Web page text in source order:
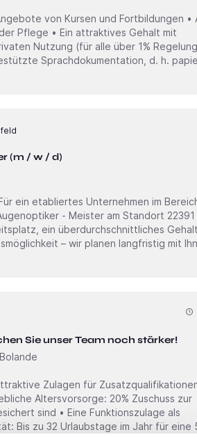
von Kursen und Fortbildungen •
Pflege • Ein attraktives Gehalt mit
Nutzung (für alle über 1%
Sprachdokumentation, d. h.
(m / w / d)
- Meister am Standort 22391
– wir planen langfristig mit
Sie unser Team noch stärker!
Zulagen für
Altersvorsorge: 20% Zuschuss zur
sind • Eine Funktionszulage als
Bis zu 32 Urlaubstage im Jahr für eine